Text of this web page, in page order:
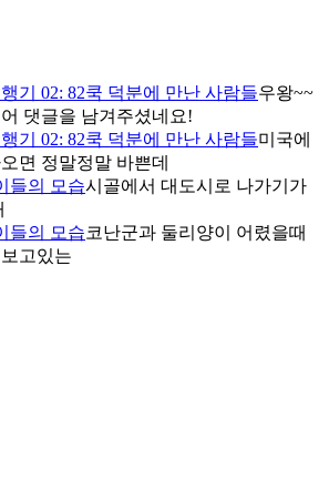
기 02: 82쿡 덕분에 만난 사람들우왕~~
댓글을 남겨주셨네요!
기 02: 82쿡 덕분에 만난 사람들미국에
면 정말정말 바쁜데
들의 모습시골에서 대도시로 나가기가
들의 모습코난군과 둘리양이 어렸을때
고있는